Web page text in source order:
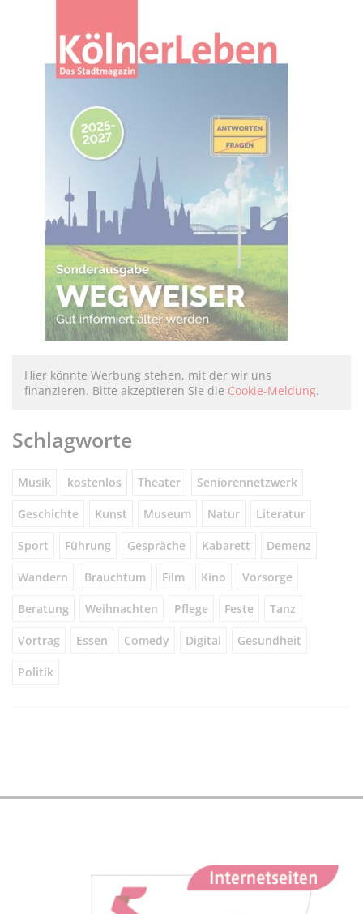
Hier könnte Werbung stehen, mit der wir uns
finanzieren. Bitte akzeptieren Sie die Cookie-Meldung.
Schlagworte
Musik kostenlos Theater Seniorennetzwerk
Geschichte Kunst Museum Natur Literatur
Sport Führung Gespräche Kabarett Demenz
Wandern Brauchtum Film Kino Vorsorge
Beratung Weihnachten Pflege Feste Tanz
Vortrag Essen Comedy Digital Gesundheit
Politik